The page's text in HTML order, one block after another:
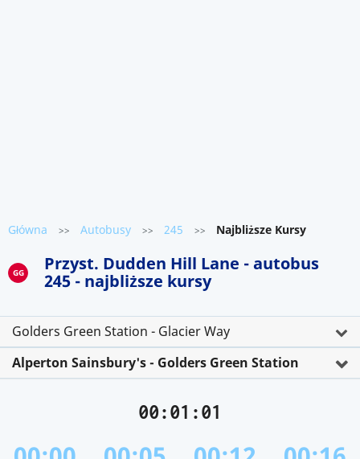
Główna >> Autobusy >> 245 >> Najbliższe Kursy
GG
Przyst. Dudden Hill Lane - autobus
245 - najbliższe kursy
Golders Green Station - Glacier Way
Alperton Sainsbury's - Golders Green Station
00:01:01